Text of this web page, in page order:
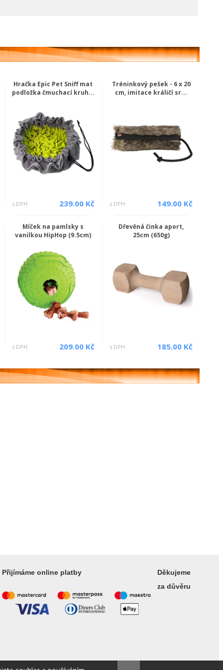
Hračka Epic Pet Sniff mat
podložka čmuchací kruh...
s DPH 239.00 Kč
Tréninkový pešek - 6 x 20
cm, imitace králičí sr...
s DPH 149.00 Kč
Míček na pamlsky s
vanilkou HipHop (9.5cm)
s DPH 209.00 Kč
Dřevěná činka aport,
25cm (650g)
s DPH 185.00 Kč
Přijímáme online platby
Děkujeme
za důvěru